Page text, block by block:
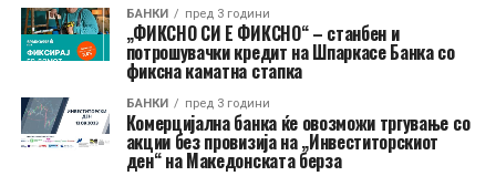
БАНКИ пред 3 години
„ФИКСНО СИ Е ФИКСНО“ – станбен и
потрошувачки кредит на Шпаркасе Банка со
фиксна каматна стапка
БАНКИ пред 3 години
Комерцијална банка ќе овозможи тргување со
акции без провизија на „Инвеститорскиот
ден“ на Македонската берза